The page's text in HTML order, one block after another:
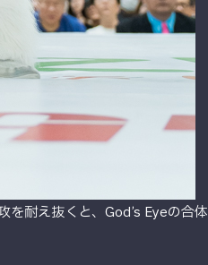
耐え抜くと、God’s Eyeの合体